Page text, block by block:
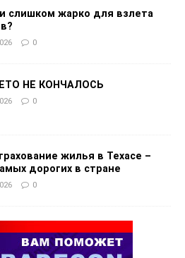
слишком жарко для взлета
0
НЕ КОНЧАЛОСЬ
0
жилья в Техасе –
дорогих в стране
0